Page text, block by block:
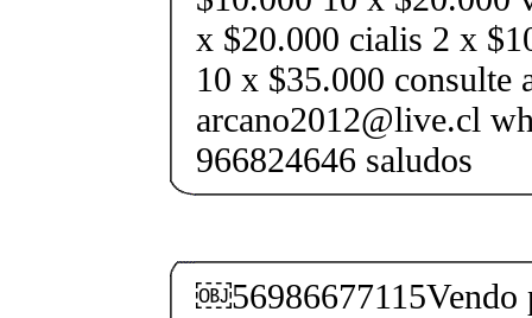
x $20.000 cialis 2 x
10 x $35.000 consulte
arcano2012@live.cl
966824646 saludos
￼56986677115Vendo